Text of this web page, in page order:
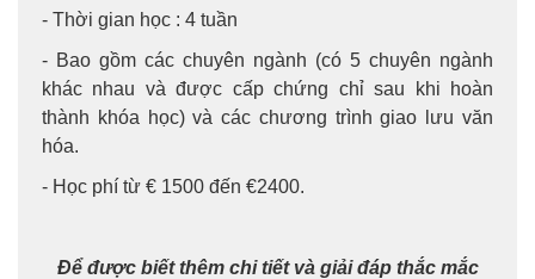
- Thời gian học : 4 tuần
- Bao gồm các chuyên ngành (có 5 chuyên ngành
khác nhau và được cấp chứng chỉ sau khi hoàn
thành khóa học) và các chương trình giao lưu văn
hóa.
- Học phí từ € 1500 đến €2400.
Để được biết thêm chi tiết và giải đáp thắc mắc